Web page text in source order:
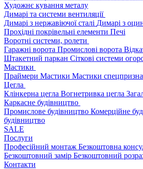
Художнє кування металу
Димарі та системи вентиляції
Димарі з нержавіючої сталі Димарі з
Прохідні покрівельні елементи Печі
Воротні системи, ролети
Гаражні ворота Промислові ворота
Штакетний паркан Сіткові системи
Мастики
Праймери Мастики Мастики
Цегла
Клінкерна цегла Вогнетривка цегла
Каркасне будівництво
Промислове будівництво Комерційне
будівництво
SALE
Послуги
Професійний монтаж Безкоштовна
Безкоштовний замір Безкоштовний
Контакти